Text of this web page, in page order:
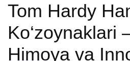
Tom Hardy
Ko‘zoynaklari
Himoya va